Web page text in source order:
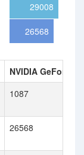
29008
26568
NVIDIA GeForce
1087
26568